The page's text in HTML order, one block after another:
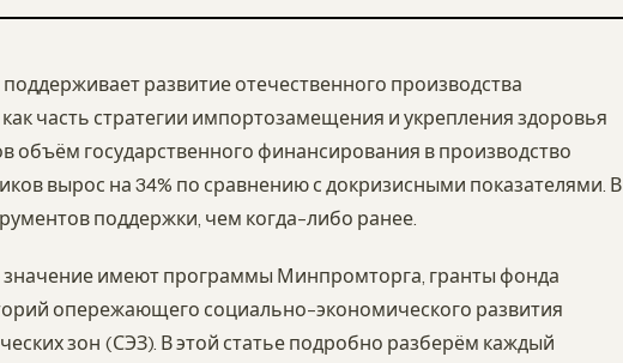
развитие отечественного производства
часть стратегии импортозамещения и укрепления здоровья
объём государственного финансирования в производство
вырос на 34% по сравнению с докризисными показателями. В
поддержки, чем когда-либо ранее.
имеют программы Минпромторга, гранты фонда
опережающего социально-экономического развития
зон (СЭЗ). В этой статье подробно разберём каждый